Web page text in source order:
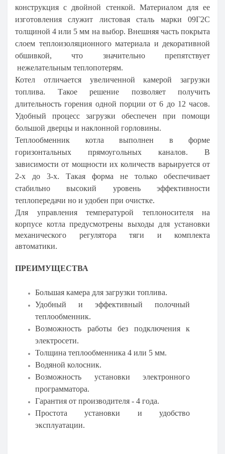
конструкция с двойной стенкой. Материалом для ее
изготовления служит листовая сталь марки 09Г2С
толщиной 4 или 5 мм на выбор. Внешняя часть покрыта
слоем теплоизоляционного материала и декоративной
обшивкой, что значительно препятствует
нежелательным теплопотерям.
Котел отличается увеличенной камерой загрузки
топлива. Такое решение позволяет получить
длительность горения одной порции от 6 до 12 часов.
Удобный процесс загрузки обеспечен при помощи
большой дверцы и наклонной горловины.
Теплообменник котла выполнен в форме
горизонтальных прямоугольных каналов. В
зависимости от мощности их количеств варьируется от
2-х до 3-х. Такая форма не только обеспечивает
стабильно высокий уровень эффективности
теплопередачи но и удобен при очистке.
Для управления температурой теплоносителя на
корпусе котла предусмотрены выходы для установки
механического регулятора тяги и комплекта
автоматики.
ПРЕИМУЩЕСТВА
Большая камера для загрузки топлива.
Удобный и эффективный полочный
теплообменник.
Возможность работы без подключения к
электросети.
Толщина теплообменника 4 или 5 мм.
Водяной колосник.
Возможность установки электронного
программатора.
Гарантия от производителя - 4 года.
Простота установки и удобство
эксплуатации.